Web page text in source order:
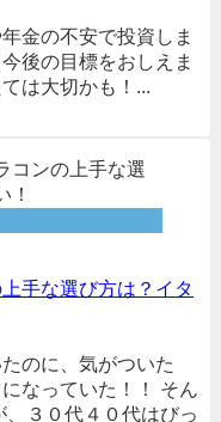
金の不安で投資しま
後の目標をおしえま
は大切かも！...
手な選び方は？イタ
のに、気がついた
なっていた！！ そん
３０代４０代はびっ